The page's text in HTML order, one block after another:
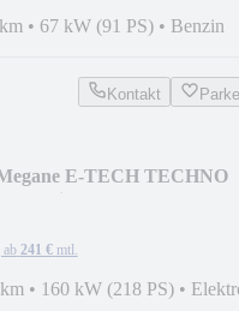
• 67 kW (91 PS) • Benzin
Kontakt
E-TECH TECHNO
241 € mtl.
• 160 kW (218 PS) •